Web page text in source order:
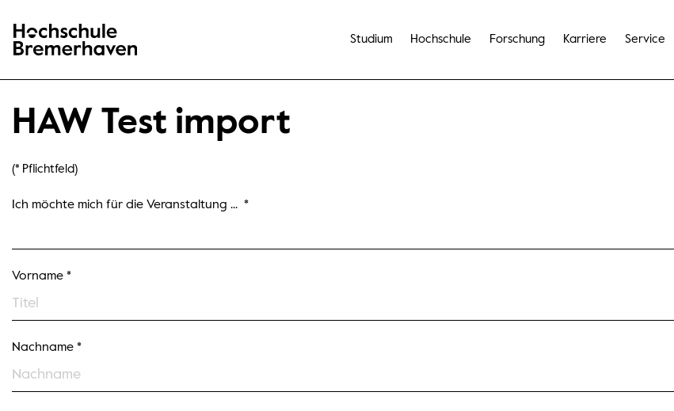
Hochschule Bremerhaven
Studium Hochschule Forschung Karriere Service
HAW Test import
(* Pflichtfeld)
Pflichtfelder sind mit einem Sternchen (*) gekennzeichnet und müssen ausgefüllt werden. Dieses Formular enthält 5 Pflichtfelder.
Ich möchte mich für die Veranstaltung ... *
Vorname *
Nachname *